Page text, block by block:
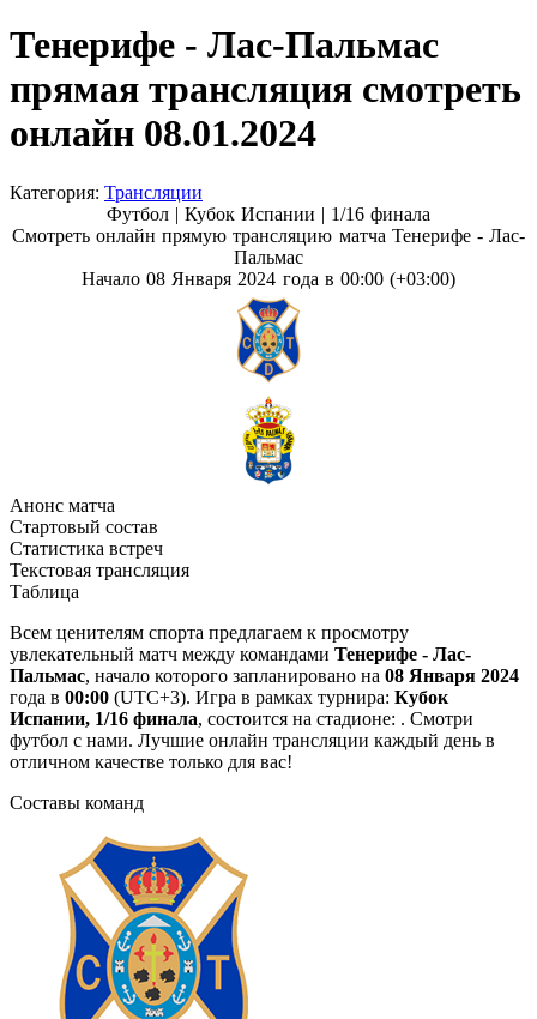
Тенерифе - Лас-Пальмас
прямая трансляция смотреть
онлайн 08.01.2024
Категория: Трансляции
Футбол | Кубок Испании | 1/16 финала
Смотреть онлайн прямую трансляцию матча Тенерифе - Лас-
Пальмас
Начало 08 Января 2024 года в 00:00 (+03:00)
Анонс матча
Стартовый состав
Статистика встреч
Текстовая трансляция
Таблица
Всем ценителям спорта предлагаем к просмотру
увлекательный матч между командами Тенерифе - Лас-
Пальмас, начало которого запланировано на 08 Января 2024
года в 00:00 (UTC+3). Игра в рамках турнира: Кубок
Испании, 1/16 финала, состоится на стадионе: . Смотри
футбол с нами. Лучшие онлайн трансляции каждый день в
отличном качестве только для вас!
Составы команд